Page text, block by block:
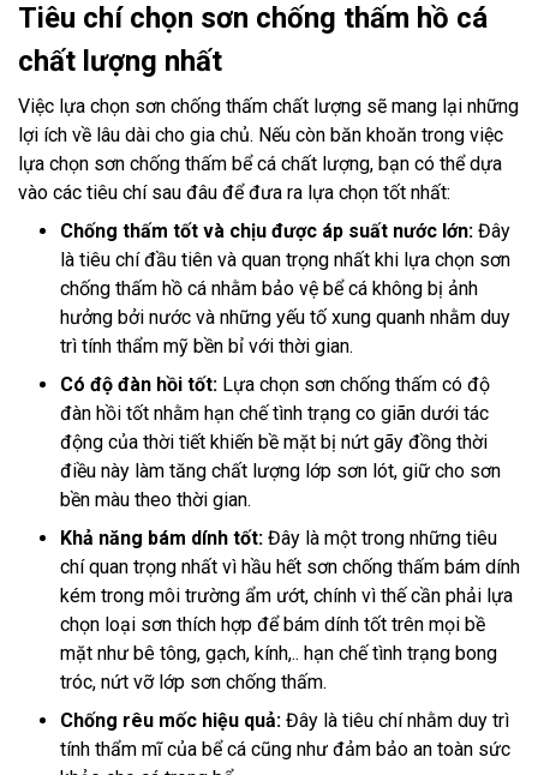
Tiêu chí chọn sơn chống thấm hồ cá
chất lượng nhất
Việc lựa chọn sơn chống thấm chất lượng sẽ mang lại những
lợi ích về lâu dài cho gia chủ. Nếu còn băn khoăn trong việc
lựa chọn sơn chống thấm bể cá chất lượng, bạn có thể dựa
vào các tiêu chí sau đâu để đưa ra lựa chọn tốt nhất:
Chống thấm tốt và chịu được áp suất nước lớn: Đây
là tiêu chí đầu tiên và quan trọng nhất khi lựa chọn sơn
chống thấm hồ cá nhằm bảo vệ bể cá không bị ảnh
hưởng bởi nước và những yếu tố xung quanh nhằm duy
trì tính thẩm mỹ bền bỉ với thời gian.
Có độ đàn hồi tốt: Lựa chọn sơn chống thấm có độ
đàn hồi tốt nhằm hạn chế tình trạng co giãn dưới tác
động của thời tiết khiến bề mặt bị nứt gãy đồng thời
điều này làm tăng chất lượng lớp sơn lót, giữ cho sơn
bền màu theo thời gian.
Khả năng bám dính tốt: Đây là một trong những tiêu
chí quan trọng nhất vì hầu hết sơn chống thấm bám dính
kém trong môi trường ẩm ướt, chính vì thế cần phải lựa
chọn loại sơn thích hợp để bám dính tốt trên mọi bề
mặt như bê tông, gạch, kính,.. hạn chế tình trạng bong
tróc, nứt vỡ lớp sơn chống thấm.
Chống rêu mốc hiệu quả: Đây là tiêu chí nhằm duy trì
tính thẩm mĩ của bể cá cũng như đảm bảo an toàn sức